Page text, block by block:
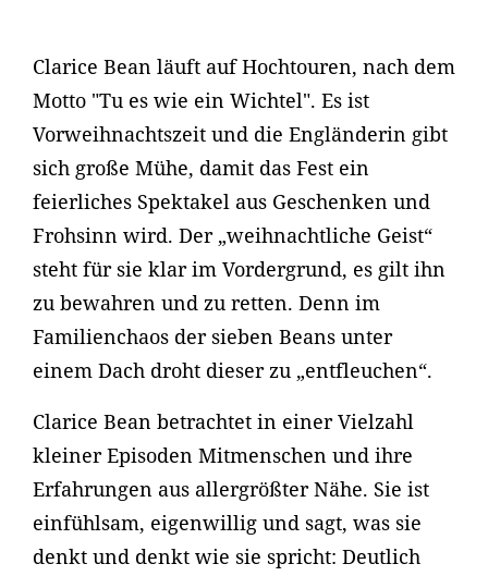
Clarice Bean läuft auf Hochtouren, nach dem
Motto "Tu es wie ein Wichtel". Es ist
Vorweihnachtszeit und die Engländerin gibt
sich große Mühe, damit das Fest ein
feierliches Spektakel aus Geschenken und
Frohsinn wird. Der „weihnachtliche Geist“
steht für sie klar im Vordergrund, es gilt ihn
zu bewahren und zu retten. Denn im
Familienchaos der sieben Beans unter
einem Dach droht dieser zu „entfleuchen“.
Clarice Bean betrachtet in einer Vielzahl
kleiner Episoden Mitmenschen und ihre
Erfahrungen aus allergrößter Nähe. Sie ist
einfühlsam, eigenwillig und sagt, was sie
denkt und denkt wie sie spricht: Deutlich